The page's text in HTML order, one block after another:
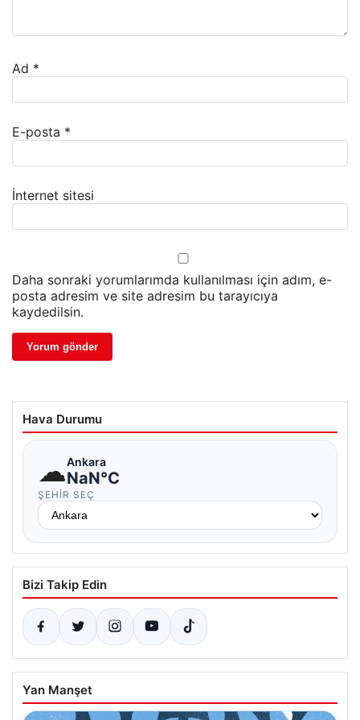
Ad *
E-posta *
İnternet sitesi
Daha sonraki yorumlarımda kullanılması için adım, e-
posta adresim ve site adresim bu tarayıcıya
kaydedilsin.
Hava Durumu
☁Ankara
NaN°C
ŞEHIR SEÇ
Bizi Takip Edin
Yan Manşet